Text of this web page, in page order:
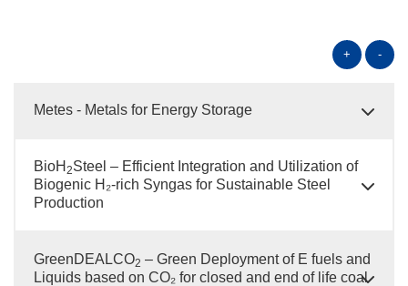
+ -
Metes - Metals for Energy Storage
BioH 2Steel – Efficient Integration and Utilization of
Biogenic H₂-rich Syngas for Sustainable Steel
Production
GreenDEALCO2 – Green Deployment of E fuels and
Liquids based on CO₂ for closed and end of life coal